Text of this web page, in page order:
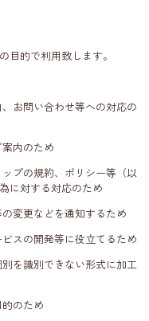
目的で利用致します。
お問い合わせ等への対応の
内のため
プの規約、ポリシー等（以
に対する対応のため
変更などを通知するため
スの開発等に役立てるため
を識別できない形式に加工
のため